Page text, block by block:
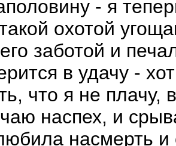
- я
охотой
заботой и
в удачу -
что я не плачу,
наспех, и
насмерть и